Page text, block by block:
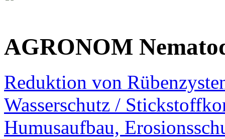
AGRONOM
Reduktion von
Wasserschutz /
Humusaufbau,